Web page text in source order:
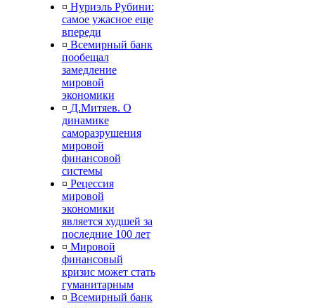
¤ Нуриэль Рубини:
самое ужасное еще
впереди
¤ Всемирный банк
пообещал
замедление
мировой
экономики
¤ Д.Митяев. О
динамике
саморазрушения
мировой
финансовой
системы
¤ Рецессия
мировой
экономики
является худшей за
последние 100 лет
¤ Мировой
финансовый
кризис может стать
гуманитарным
¤ Всемирный банк